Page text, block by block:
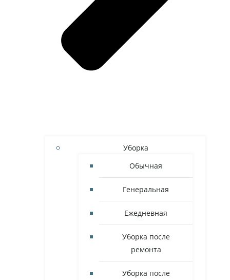
Уборка
Обычная
Генеральная
Ежедневная
Уборка после
ремонта
Уборка после